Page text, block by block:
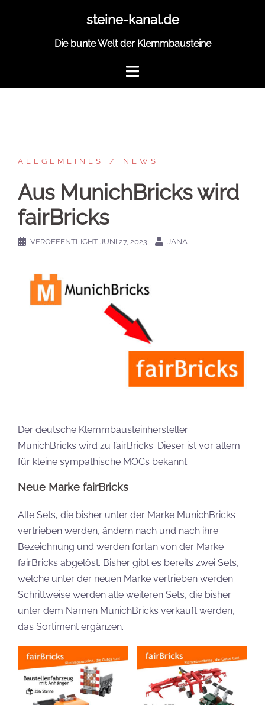
steine-kanal.de
Die bunte Welt der Klemmbausteine
ALLGEMEINES NEWS
Aus MunichBricks wird
fairBricks
VERÖFFENTLICHT JUNI 27, 2023 JANA
Der deutsche Klemmbausteinhersteller
MunichBricks wird zu fairBricks. Dieser ist vor allem
für kleine sympathische MOCs bekannt.
Neue Marke fairBricks
Alle Sets, die bisher unter der Marke MunichBricks
vertrieben werden, ändern nach und nach ihre
Bezeichnung und werden fortan von der Marke
fairBricks abgelöst. Bisher gibt es bereits zwei Sets,
welche unter der neuen Marke vertrieben werden.
Schrittweise werden alle weiteren Sets, die bisher
unter dem Namen MunichBricks verkauft werden,
das Sortiment ergänzen.